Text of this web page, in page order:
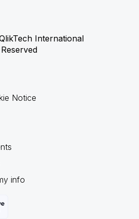
International
Notice
info